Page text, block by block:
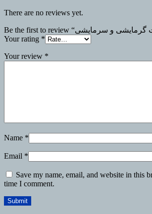
There are no reviews yet.
Your rating *
Your review *
Name *
Email *
Save my name, email, and website in this
time I comment.